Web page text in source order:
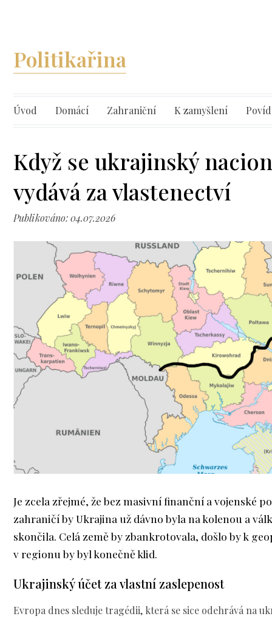
Politikařina
Úvod Domácí Zahraniční K zamyšlení
Když se ukrajinský
vydává za vlastenectví
Publikováno: 04.07.2026
Je zcela zřejmé, že bez masivní finanční a vojenské
zahraničí by Ukrajina už dávno byla na kolenou a
skončila. Celá země by zbankrotovala, došlo by k
v regionu by byl konečně klid.
Ukrajinský účet za vlastní zaslepenost
Evropa dnes sleduje tragédii, která se sice odehrává na